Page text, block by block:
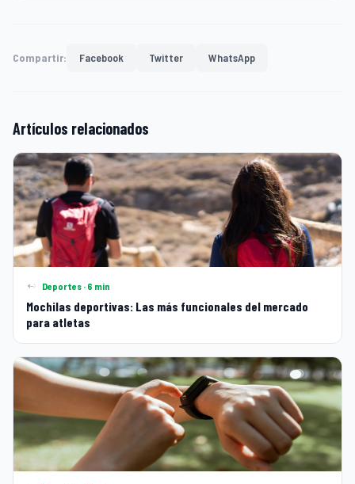
Compartir: Facebook Twitter WhatsApp
Artículos relacionados
Deportes · 6 min
Mochilas deportivas: Las más funcionales del mercado
para atletas